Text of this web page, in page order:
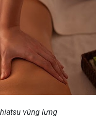
vùng lưng